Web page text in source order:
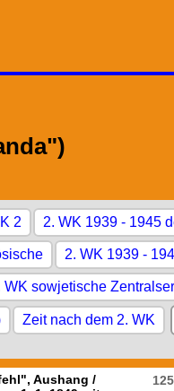
2 2. WK 1939 - 1945
2. WK 1939 -
WK sowjetische
Zeit nach dem 2. WK
Aushang /